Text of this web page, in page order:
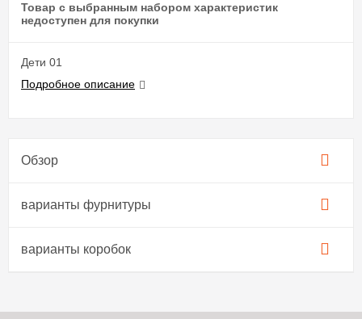
Товар с выбранным набором характеристик
недоступен для покупки
Дети 01
Подробное описание
Обзор
варианты фурнитуры
варианты коробок